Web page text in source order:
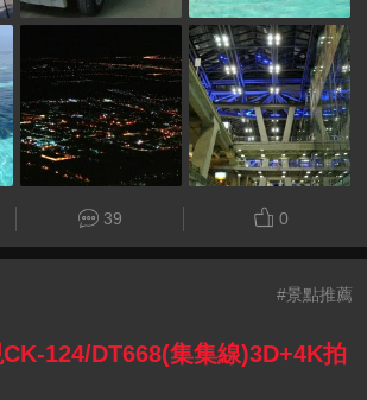
39 0
#景點推薦
124/DT668(集集線)3D+4K拍